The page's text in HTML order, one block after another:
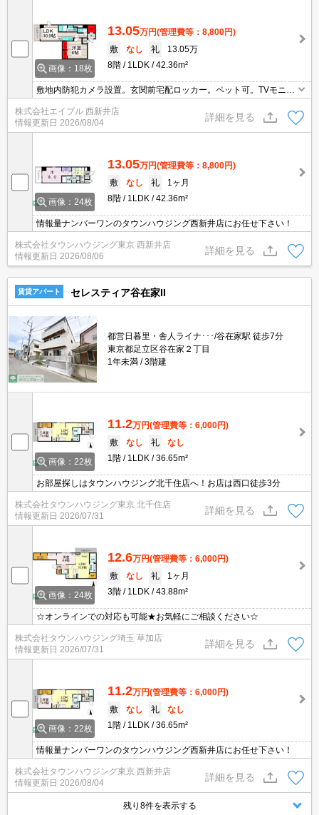
画像：18枚
13.05万円(管理費等：8,800円)
敷
なし 礼
13.05万
8階
1LDK 42.36m²
敷地内防犯カメラ設置。玄関前宅配ロッカー。ペット可。TVモニタ
ー付インターホン。洗髪洗面化粧台。インターネット無料。セキュ
リティシステム付き。オートロック。浴室乾燥機付。追い焚き機能
付きバス。
株式会社エイブル 西新井店
情報更新日 2026/08/04
詳細を見る
画像：24枚
13.05万円(管理費等：8,800円)
敷
なし 礼
1ヶ月
8階
1LDK 42.36m²
情報量ナンバーワンのタウンハウジング西新井店にお任せ下さい！
株式会社タウンハウジング東京 西新井店
情報更新日 2026/08/06
詳細を見る
賃貸アパート セレスティア谷在家II
都営日暮里・舎人ライナ･･･/谷在家駅 徒歩7分
東京都足立区谷在家２丁目
1年未満
3階建
画像：22枚
11.2万円(管理費等：6,000円)
敷
なし 礼
なし
1階
1LDK 36.65m²
お部屋探しはタウンハウジング北千住店へ！お店は西口徒歩3分
株式会社タウンハウジング東京 北千住店
情報更新日 2026/07/31
詳細を見る
画像：24枚
12.6万円(管理費等：6,000円)
敷
なし 礼
1ヶ月
3階
1LDK 43.88m²
☆オンラインでの対応も可能★お気軽にご相談ください☆
株式会社タウンハウジング埼玉 草加店
情報更新日 2026/07/31
詳細を見る
画像：22枚
11.2万円(管理費等：6,000円)
敷
なし 礼
なし
1階
1LDK 36.65m²
情報量ナンバーワンのタウンハウジング西新井店にお任せ下さい！
株式会社タウンハウジング東京 西新井店
情報更新日 2026/08/04
詳細を見る
残り8件を表示する